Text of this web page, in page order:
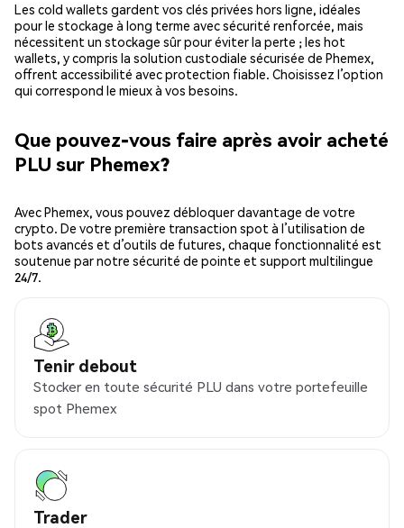
Les cold wallets gardent vos clés privées hors ligne, idéales
pour le stockage à long terme avec sécurité renforcée, mais
nécessitent un stockage sûr pour éviter la perte ; les hot
wallets, y compris la solution custodiale sécurisée de Phemex,
offrent accessibilité avec protection fiable. Choisissez l’option
qui correspond le mieux à vos besoins.
Que pouvez-vous faire après avoir acheté
PLU sur Phemex?
Avec Phemex, vous pouvez débloquer davantage de votre
crypto. De votre première transaction spot à l’utilisation de
bots avancés et d’outils de futures, chaque fonctionnalité est
soutenue par notre sécurité de pointe et support multilingue
24/7.
Tenir debout
Stocker en toute sécurité PLU dans votre portefeuille
spot Phemex
Trader